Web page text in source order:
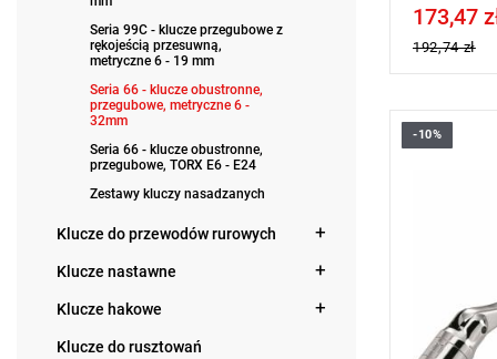
Seria 99C - klucze przegubowe z
rękojeścią przesuwną,
metryczne 6 - 19 mm
Seria 66 - klucze obustronne,
przegubowe, metryczne 6 -
32mm
Seria 66 - klucze obustronne,
przegubowe, TORX E6 - E24
Zestawy kluczy nasadzanych
Klucze do przewodów rurowych
Klucze nastawne
Klucze hakowe
Klucze do rusztowań
Price tax
173,47
192,74 zł
Rozmiar:
-10%